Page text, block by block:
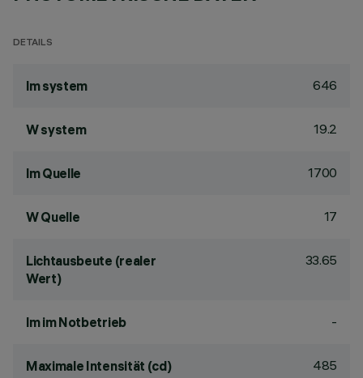
DETAILS
lm system 646
W system 19.2
lm Quelle 1700
W Quelle 17
Lichtausbeute (realer
Wert)
33.65
lm im Notbetrieb -
Maximale Intensität (cd) 485